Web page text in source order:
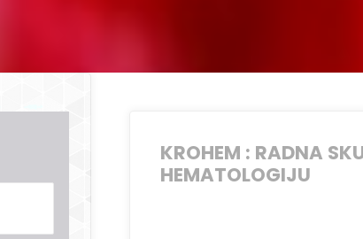
KROHEM : RADNA
HEMATOLOGIJU